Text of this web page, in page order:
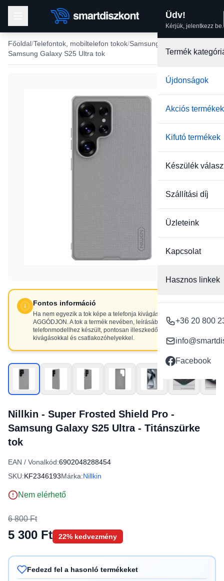
Üdv!
Kérjük, jelentkezz be.
Termék
Újdonságok
Akciós termékek
Kifutó termékek
Készülék
Szállítási díj
Üzleteink
Kapcsolat
Hasznos linkek
+36 20 800
Facebook
Főoldal Telefontok, mobiltelefon tokok Samsung tokok
Samsung Galaxy S25 Ultra tok
Fontos információ
Ha nem egyezik a tok képe a telefonja kivágásaival, NE
AGGÓDJON. A tok a termék nevében, leírásában szereplő
telefonmodellhez készült, pontosan illeszkedő
kivágásokkal és csatlakozóhelyekkel.
Nillkin - Super Frosted Shield Pro -
Samsung Galaxy S25 Ultra - Titánszürke
tok
EAN / Vonalkód:6902048288454
SKU:KF2346193Márka:Nillkin
Nem elérhető
6 800 Ft
5 300 Ft 22% kedvezmény
Fedezd fel a hasonló termékeket